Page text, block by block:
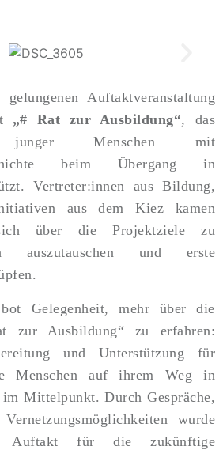
Auftaktveranstaltung
„# Rat zur Ausbildung“, das
junger Menschen mit
beim Übergang in
Vertreter:innen aus Bildung,
aus dem Kiez kamen
über die Projektziele zu
auszutauschen und erste
Gelegenheit, mehr über die
zur Ausbildung“ zu erfahren:
und Unterstützung für
Menschen auf ihrem Weg in
Mittelpunkt. Durch Gespräche,
wurde
Auftakt für die zukünftige